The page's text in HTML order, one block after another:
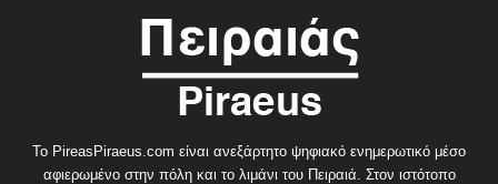
Το PireasPiraeus.com είναι ανεξάρτητο ψηφιακό ενημερωτικό μέσο
αφιερωμένο στην πόλη και το λιμάνι του Πειραιά. Στον ιστότοπο